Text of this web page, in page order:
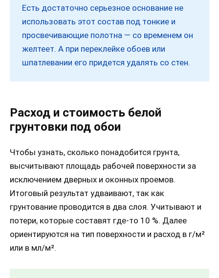
Есть достаточно серьезное основание не
использовать этот состав под тонкие и
просвечивающие полотна — со временем он
желтеет. А при переклейке обоев или
шпатлевании его придется удалять со стен.
Расход и стоимость белой
грунтовки под обои
Чтобы узнать, сколько понадобится грунта,
высчитывают площадь рабочей поверхности за
исключением дверных и оконных проемов.
Итоговый результат удваивают, так как
грунтование проводится в два слоя. Учитывают и
потери, которые составят где-то 10 %. Далее
ориентируются на тип поверхности и расход в г/м²
или в мл/м².